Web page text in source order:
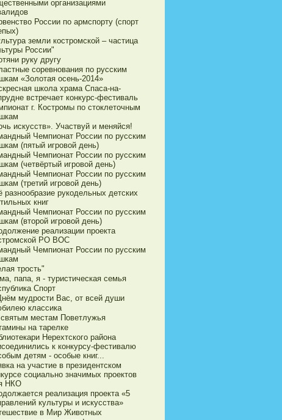
организациями
России по армспорту (спорт
земли костромской – частица
России"
руку другу
соревнования по русским
«Золотая осень-2014»
школа храма Спаса-на-
встречает конкурс-фестиваль
г. Костромы по стоклеточным
искусств». Участвуй и меняйся!
Чемпионат России по русским
(пятый игровой день)
Чемпионат России по русским
(четвёртый игровой день)
Чемпионат России по русским
(третий игровой день)
разнообразие рукодельных детских
книг
Чемпионат России по русским
(второй игровой день)
реализации проекта
РО ВОС
Чемпионат России по русским
трость"
папа, я - туристическая семья
Спорт
мудрости Вас, от всей души
классика
местам Поветлужья
на тарелке
Нерехтского района
к конкурсу-фестивалю
детям - особые книг...
на участие в президентском
социально значимых проектов
НКО
реализация проекта «5
культуры и искусства»
в Мир Животных